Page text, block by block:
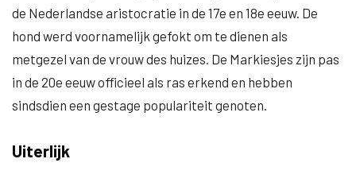
de Nederlandse aristocratie in de 17e en 18e eeuw. De
hond werd voornamelijk gefokt om te dienen als
metgezel van de vrouw des huizes. De Markiesjes zijn pas
in de 20e eeuw officieel als ras erkend en hebben
sindsdien een gestage populariteit genoten.
Uiterlijk